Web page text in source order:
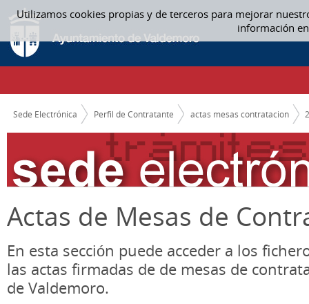
Utilizamos cookies propias y de terceros para mejorar
información
Saltar al contenido
ACTAS MESAS CONTRATACION
CAMINO DE MIGAS
Sede Electrónica Perfil de Contratante actas mesas contratacion
Actas de Mesas de
En esta sección puede acceder a los
las actas firmadas de de mesas de
de Valdemoro.